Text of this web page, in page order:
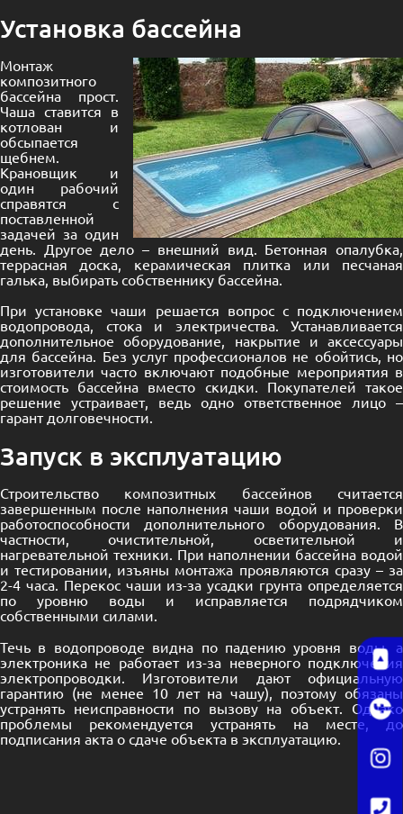
Установка бассейна
Монтаж
композитного
бассейна прост.
Чаша ставится в
котлован и
обсыпается
щебнем.
Крановщик и
один рабочий
справятся с
поставленной
задачей за один
день. Другое дело – внешний вид. Бетонная опалубка,
террасная доска, керамическая плитка или песчаная
галька, выбирать собственнику бассейна.
При установке чаши решается вопрос с подключением
водопровода, стока и электричества. Устанавливается
дополнительное оборудование, накрытие и аксессуары
для бассейна. Без услуг профессионалов не обойтись, но
изготовители часто включают подобные мероприятия в
стоимость бассейна вместо скидки. Покупателей такое
решение устраивает, ведь одно ответственное лицо –
гарант долговечности.
Запуск в эксплуатацию
Строительство композитных бассейнов считается
завершенным после наполнения чаши водой и проверки
работоспособности дополнительного оборудования. В
частности, очистительной, осветительной и
нагревательной техники. При наполнении бассейна водой
и тестировании, изъяны монтажа проявляются сразу – за
2-4 часа. Перекос чаши из-за усадки грунта определяется
по уровню воды и исправляется подрядчиком
собственными силами.
Течь в водопроводе видна по падению уровня воды, а
электроника не работает из-за неверного подключения
электропроводки. Изготовители дают официальную
гарантию (не менее 10 лет на чашу), поэтому обязаны
устранять неисправности по вызову на объект. Однако
проблемы рекомендуется устранять на месте, до
подписания акта о сдаче объекта в эксплуатацию.